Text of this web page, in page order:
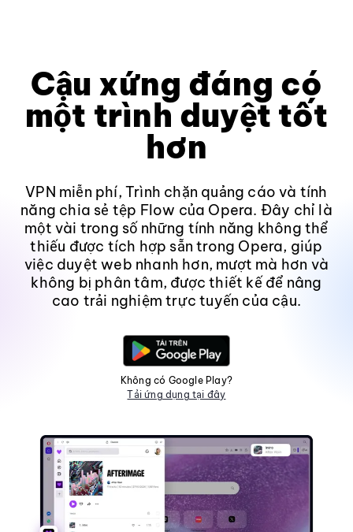
Cậu xứng đáng có
một trình duyệt tốt
hơn
VPN miễn phí, Trình chặn quảng cáo và tính
năng chia sẻ tệp Flow của Opera. Đây chỉ là
một vài trong số những tính năng không thể
thiếu được tích hợp sẵn trong Opera, giúp
việc duyệt web nhanh hơn, mượt mà hơn và
không bị phân tâm, được thiết kế để nâng
cao trải nghiệm trực tuyến của cậu.
Không có Google Play?
Tải ứng dụng tại đây